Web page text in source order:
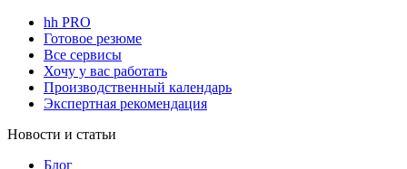
hh PRO
Готовое резюме
Все сервисы
Хочу у вас работать
Производственный календарь
Экспертная рекомендация
Новости и статьи
Блог